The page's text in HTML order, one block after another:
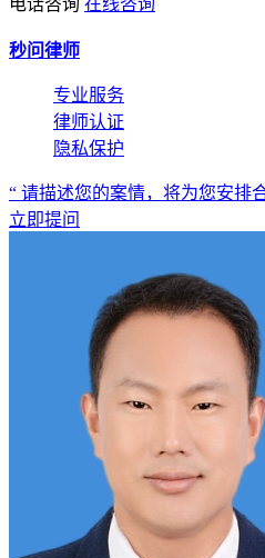
秒问律师
专业服务
律师认证
隐私保护
“ 请描述您的案情，将为您安排
立即提问